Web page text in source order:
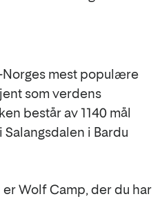
Norges mest populære
som verdens
består av 1140 mål
i Bardu
Wolf Camp, der du har